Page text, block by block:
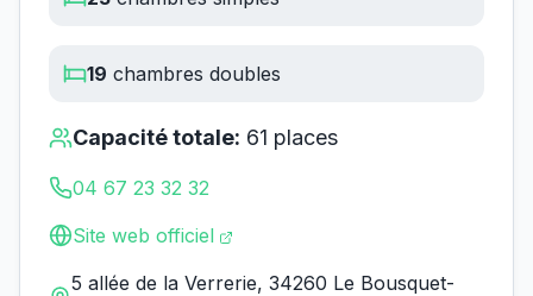
19 chambres doubles
Capacité totale: 61 places
04 67 23 32 32
Site web officiel
5 allée de la Verrerie, 34260 Le Bousquet-